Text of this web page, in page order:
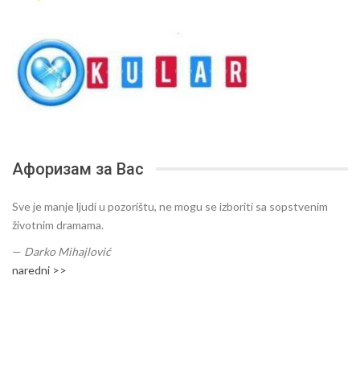
Афоризам за Вас
Sve je manje ljudi u pozorištu, ne mogu se izboriti sa sopstvenim
životnim dramama.
— Darko Mihajlović
naredni >>